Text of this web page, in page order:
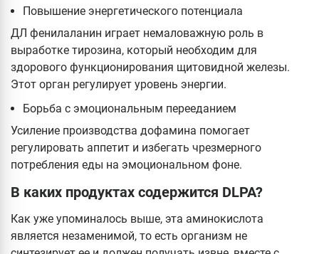
Повышение энергетического потенциала
ДЛ фенилаланин играет немаловажную роль в
выработке тирозина, который необходим для
здорового функционирования щитовидной железы.
Этот орган регулирует уровень энергии.
Борьба с эмоциональным перееданием
Усиление производства дофамина помогает
регулировать аппетит и избегать чрезмерного
потребления еды на эмоциональном фоне.
В каких продуктах содержится DLPA?
Как уже упоминалось выше, эта аминокислота
является незаменимой, то есть организм не